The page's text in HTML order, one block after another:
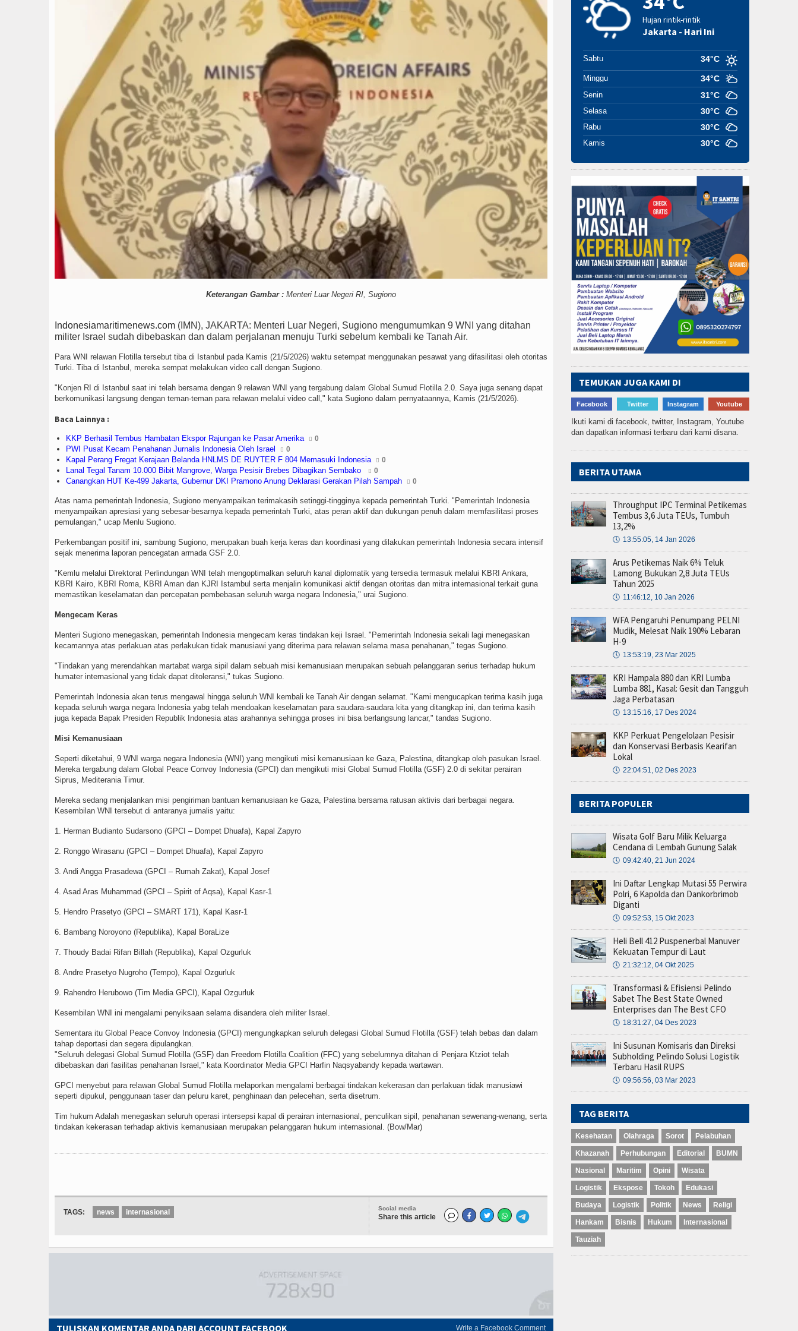
Keterangan Gambar : Menteri Luar Negeri RI, Sugiono
Indonesiamaritimenews.com (IMN), JAKARTA: Menteri Luar Negeri, Sugiono mengumumkan 9 WNI yang ditahan
militer Israel sudah dibebaskan dan dalam perjalanan menuju Turki sebelum kembali ke Tanah Air.
Para WNI relawan Flotilla tersebut tiba di Istanbul pada Kamis (21/5/2026) waktu setempat menggunakan pesawat yang difasilitasi oleh otoritas
Turki. Tiba di Istanbul, mereka sempat melakukan video call dengan Sugiono.
"Konjen RI di Istanbul saat ini telah bersama dengan 9 relawan WNI yang tergabung dalam Global Sumud Flotilla 2.0. Saya juga senang dapat
berkomunikasi langsung dengan teman-teman para relawan melalui video call," kata Sugiono dalam pernyataannya, Kamis (21/5/2026).
Baca Lainnya :
KKP Berhasil Tembus Hambatan Ekspor Rajungan ke Pasar Amerika 0
PWI Pusat Kecam Penahanan Jurnalis Indonesia Oleh Israel 0
Kapal Perang Fregat Kerajaan Belanda HNLMS DE RUYTER F 804 Memasuki Indonesia 0
Lanal Tegal Tanam 10.000 Bibit Mangrove, Warga Pesisir Brebes Dibagikan Sembako 0
Canangkan HUT Ke-499 Jakarta, Gubernur DKI Pramono Anung Deklarasi Gerakan Pilah Sampah 0
Atas nama pemerintah Indonesia, Sugiono menyampaikan terimakasih setinggi-tingginya kepada pemerintah Turki. "Pemerintah Indonesia
menyampaikan apresiasi yang sebesar-besarnya kepada pemerintah Turki, atas peran aktif dan dukungan penuh dalam memfasilitasi proses
pemulangan," ucap Menlu Sugiono.
Perkembangan positif ini, sambung Sugiono, merupakan buah kerja keras dan koordinasi yang dilakukan pemerintah Indonesia secara intensif
sejak menerima laporan pencegatan armada GSF 2.0.
"Kemlu melalui Direktorat Perlindungan WNI telah mengoptimalkan seluruh kanal diplomatik yang tersedia termasuk melalui KBRI Ankara,
KBRI Kairo, KBRI Roma, KBRI Aman dan KJRI Istambul serta menjalin komunikasi aktif dengan otoritas dan mitra internasional terkait guna
memastikan keselamatan dan percepatan pembebasan seluruh warga negara Indonesia," urai Sugiono.
Mengecam Keras
Menteri Sugiono menegaskan, pemerintah Indonesia mengecam keras tindakan keji Israel. "Pemerintah Indonesia sekali lagi menegaskan
kecamannya atas perlakuan atas perlakukan tidak manusiawi yang diterima para relawan selama masa penahanan," tegas Sugiono.
"Tindakan yang merendahkan martabat warga sipil dalam sebuah misi kemanusiaan merupakan sebuah pelanggaran serius terhadap hukum
humater internasional yang tidak dapat ditoleransi," tukas Sugiono.
Pemerintah Indonesia akan terus mengawal hingga seluruh WNI kembali ke Tanah Air dengan selamat. "Kami mengucapkan terima kasih juga
kepada seluruh warga negara Indonesia yabg telah mendoakan keselamatan para saudara-saudara kita yang ditangkap ini, dan terima kasih
juga kepada Bapak Presiden Republik Indonesia atas arahannya sehingga proses ini bisa berlangsung lancar," tandas Sugiono.
Misi Kemanusiaan
Seperti diketahui, 9 WNI warga negara Indonesia (WNI) yang mengikuti misi kemanusiaan ke Gaza, Palestina, ditangkap oleh pasukan Israel.
Mereka tergabung dalam Global Peace Convoy Indonesia (GPCI) dan mengikuti misi Global Sumud Flotilla (GSF) 2.0 di sekitar perairan
Siprus, Mediterania Timur.
Mereka sedang menjalankan misi pengiriman bantuan kemanusiaan ke Gaza, Palestina bersama ratusan aktivis dari berbagai negara.
Kesembilan WNI tersebut di antaranya jurnalis yaitu:
1. Herman Budianto Sudarsono (GPCI – Dompet Dhuafa), Kapal Zapyro
2. Ronggo Wirasanu (GPCI – Dompet Dhuafa), Kapal Zapyro
3. Andi Angga Prasadewa (GPCI – Rumah Zakat), Kapal Josef
4. Asad Aras Muhammad (GPCI – Spirit of Aqsa), Kapal Kasr-1
5. Hendro Prasetyo (GPCI – SMART 171), Kapal Kasr-1
6. Bambang Noroyono (Republika), Kapal BoraLize
7. Thoudy Badai Rifan Billah (Republika), Kapal Ozgurluk
8. Andre Prasetyo Nugroho (Tempo), Kapal Ozgurluk
9. Rahendro Herubowo (Tim Media GPCI), Kapal Ozgurluk
Kesembilan WNI ini mengalami penyiksaan selama disandera oleh militer Israel.
Sementara itu Global Peace Convoy Indonesia (GPCI) mengungkapkan seluruh delegasi Global Sumud Flotilla (GSF) telah bebas dan dalam
tahap deportasi dan segera dipulangkan.
"Seluruh delegasi Global Sumud Flotilla (GSF) dan Freedom Flotilla Coalition (FFC) yang sebelumnya ditahan di Penjara Ktziot telah
dibebaskan dari fasilitas penahanan Israel," kata Koordinator Media GPCI Harfin Naqsyabandy kepada wartawan.
GPCI menyebut para relawan Global Sumud Flotilla melaporkan mengalami berbagai tindakan kekerasan dan perlakuan tidak manusiawi
seperti dipukul, penggunaan taser dan peluru karet, penghinaan dan pelecehan, serta disetrum.
Tim hukum Adalah menegaskan seluruh operasi intersepsi kapal di perairan internasional, penculikan sipil, penahanan sewenang-wenang, serta
tindakan kekerasan terhadap aktivis kemanusiaan merupakan pelanggaran hukum internasional. (Bow/Mar)
Social media
Share this article
TAGS: news internasional
Write a Facebook Comment
TULISKAN KOMENTAR ANDA DARI ACCOUNT FACEBOOK
Hujan rintik-rintik
Jakarta - Hari Ini
Sabtu 34°C
Minggu 34°C
Senin 31°C
Selasa 30°C
Rabu 30°C
Kamis 30°C
TEMUKAN JUGA KAMI DI
Facebook Twitter Instagram Youtube
Ikuti kami di facebook, twitter, Instagram, Youtube
dan dapatkan informasi terbaru dari kami disana.
BERITA UTAMA
Throughput IPC Terminal Petikemas
Tembus 3,6 Juta TEUs, Tumbuh
13,2%
🕔 13:55:05, 14 Jan 2026
Arus Petikemas Naik 6% Teluk
Lamong Bukukan 2,8 Juta TEUs
Tahun 2025
🕔 11:46:12, 10 Jan 2026
WFA Pengaruhi Penumpang PELNI
Mudik, Melesat Naik 190% Lebaran
H-9
🕔 13:53:19, 23 Mar 2025
KRI Hampala 880 dan KRI Lumba
Lumba 881, Kasal: Gesit dan Tangguh
Jaga Perbatasan
🕔 13:15:16, 17 Des 2024
KKP Perkuat Pengelolaan Pesisir
dan Konservasi Berbasis Kearifan
Lokal
🕔 22:04:51, 02 Des 2023
BERITA POPULER
Wisata Golf Baru Milik Keluarga
Cendana di Lembah Gunung Salak
🕔 09:42:40, 21 Jun 2024
Ini Daftar Lengkap Mutasi 55 Perwira
Polri, 6 Kapolda dan Dankorbrimob
Diganti
🕔 09:52:53, 15 Okt 2023
Heli Bell 412 Puspenerbal Manuver
Kekuatan Tempur di Laut
🕔 21:32:12, 04 Okt 2025
Transformasi & Efisiensi Pelindo
Sabet The Best State Owned
Enterprises dan The Best CFO
🕔 18:31:27, 04 Des 2023
Ini Susunan Komisaris dan Direksi
Subholding Pelindo Solusi Logistik
Terbaru Hasil RUPS
🕔 09:56:56, 03 Mar 2023
TAG BERITA
Kesehatan Olahraga Sorot Pelabuhan
Khazanah Perhubungan Editorial BUMN
Nasional Maritim Opini Wisata
Logistik Ekspose Tokoh Edukasi
Budaya Logistik Politik News Religi
Hankam Bisnis Hukum Internasional
Tauziah